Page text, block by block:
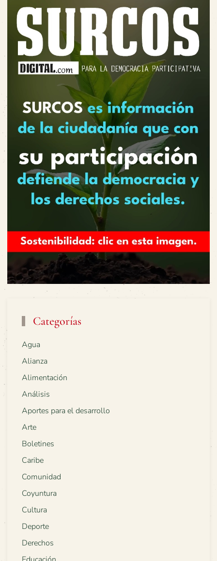
Categorías
Agua
Alianza
Alimentación
Análisis
Aportes para el desarrollo
Arte
Boletines
Caribe
Comunidad
Coyuntura
Cultura
Deporte
Derechos